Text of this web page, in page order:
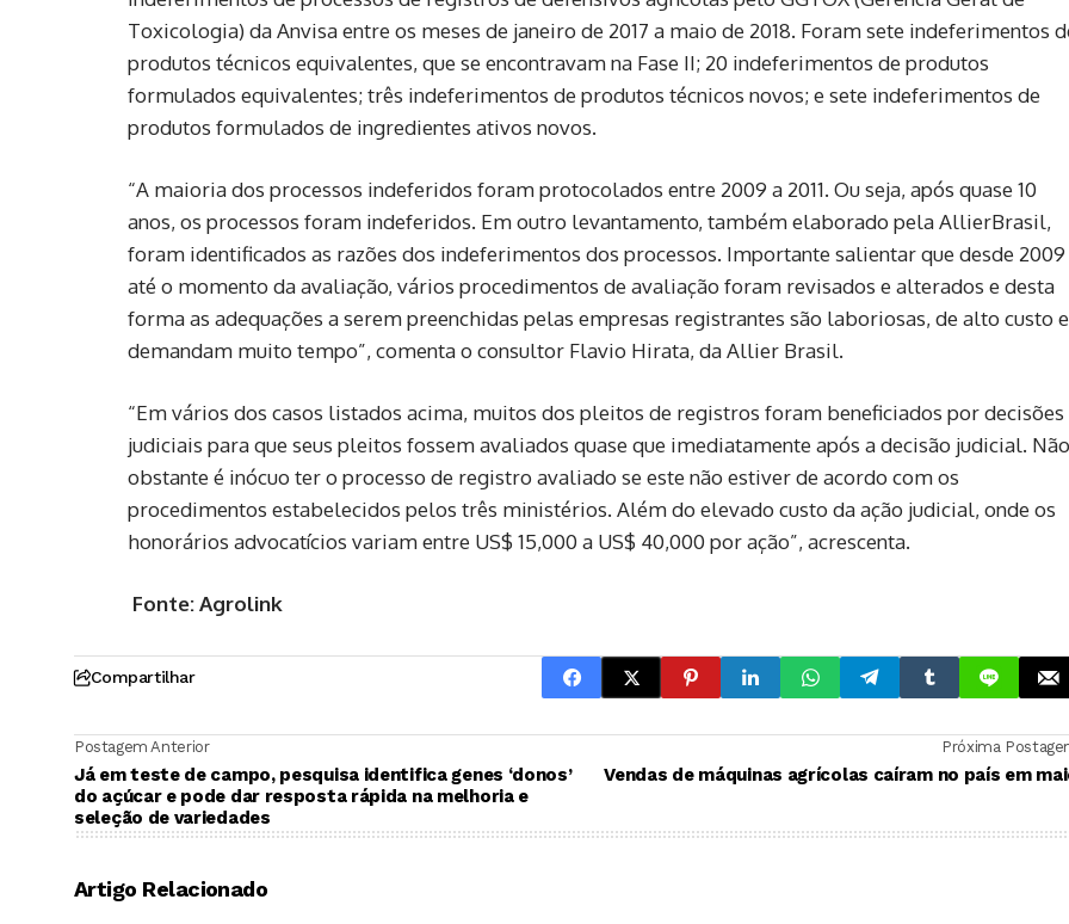
Toxicologia) da Anvisa entre os meses de janeiro de 2017 a maio de 2018. Foram sete indeferimentos
produtos técnicos equivalentes, que se encontravam na Fase II; 20 indeferimentos de produtos
formulados equivalentes; três indeferimentos de produtos técnicos novos; e sete indeferimentos de
produtos formulados de ingredientes ativos novos.
“A maioria dos processos indeferidos foram protocolados entre 2009 a 2011. Ou seja, após quase 10
anos, os processos foram indeferidos. Em outro levantamento, também elaborado pela AllierBrasil,
foram identificados as razões dos indeferimentos dos processos. Importante salientar que desde 2009
até o momento da avaliação, vários procedimentos de avaliação foram revisados e alterados e desta
forma as adequações a serem preenchidas pelas empresas registrantes são laboriosas, de alto custo e
demandam muito tempo”, comenta o consultor Flavio Hirata, da Allier Brasil.
“Em vários dos casos listados acima, muitos dos pleitos de registros foram beneficiados por decisões
judiciais para que seus pleitos fossem avaliados quase que imediatamente após a decisão judicial. Não
obstante é inócuo ter o processo de registro avaliado se este não estiver de acordo com os
procedimentos estabelecidos pelos três ministérios. Além do elevado custo da ação judicial, onde os
honorários advocatícios variam entre US$ 15,000 a US$ 40,000 por ação”, acrescenta.
Fonte: Agrolink
Compartilhar
Postagem Anterior
Já em teste de campo, pesquisa identifica genes ‘donos’
do açúcar e pode dar resposta rápida na melhoria e
seleção de variedades
Próxima
Vendas de máquinas agrícolas caíram no país em
Artigo Relacionado